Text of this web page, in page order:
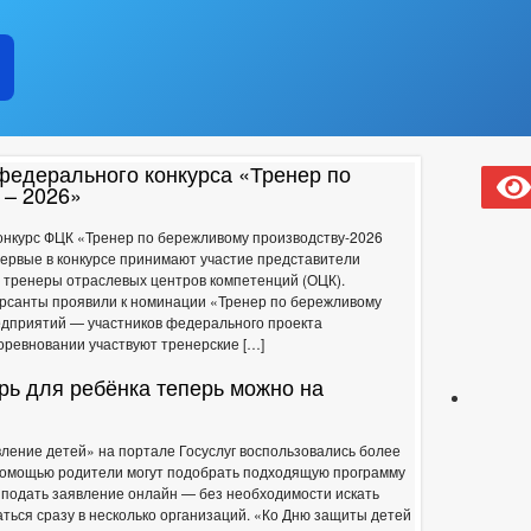
МУНИЦИПАЛЬНУЮ СЛУЖБУ
РЕЕСТР МУНИЦИПАЛЬНОГО ИМУЩЕСТВА
О ДОХОДАХ
ЗАДАЧИ И ФУНКЦИИ
ИНЫЕ АКТЫ В СФЕРЕ ПРОТИВОДЕЙСТВИЯ КОРРУПЦИИ
МАТЕРИАЛЫ
СВЯЗАННЫХ С ПРОТИВОДЕЙСТВИЕМ КОРРУПЦИИ, ДЛЯ
ИМУЩЕСТВЕ И ОБЯЗАТЕЛЬСТВАХ ИМУЩЕСТВЕННОГО ХАРАКТЕРА
К СЛУЖЕБНОМУ ПОВЕДЕНИЮ И УРЕГУЛИРОВАНИЮ КОНФЛИКТА
КОРРУПЦИИ
К ОБСУЖДЕНИЮ
АДМИНИСТРАТИВНЫЕ РЕГЛАМЕНТЫ
НПА
ПУБЛИЧНЫЕ СЛУШАНИЯ
ФЕДЕРАЛЬНЫЕ
конкурса «Тренер по
2026»
ФЦК «Тренер по бережливому производству-2026
в конкурсе принимают участие представители
отраслевых центров компетенций (ОЦК).
проявили к номинации «Тренер по бережливому
— участников федерального проекта
участвуют тренерские […]
для ребёнка теперь можно на
детей» на портале Госуслуг воспользовались более
родители могут подобрать подходящую программу
заявление онлайн — без необходимости искать
сразу в несколько организаций. «Ко Дню защиты детей